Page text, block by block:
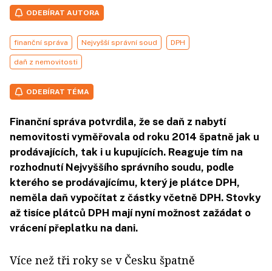
ODEBÍRAT AUTORA
finanční správa Nejvyšší správní soud DPH
daň z nemovitosti
ODEBÍRAT TÉMA
Finanční správa potvrdila, že se daň z nabytí
nemovitosti vyměřovala od roku 2014 špatně jak u
prodávajících, tak i u kupujících. Reaguje tím na
rozhodnutí Nejvyššího správního soudu, podle
kterého se prodávajícímu, který je plátce DPH,
neměla daň vypočítat z částky včetně DPH. Stovky
až tisíce plátců DPH mají nyní možnost zažádat o
vrácení přeplatku na dani.
Více než tři roky se v Česku špatně